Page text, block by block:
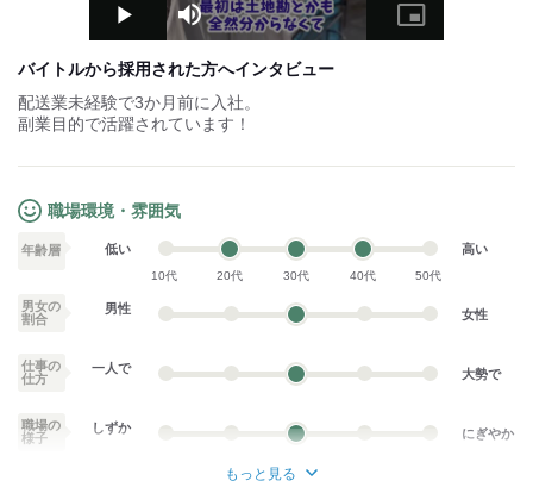
※前年度実績による
■新年ボーナスあり
※前年度実績による
Play Mute
Picture-
in-
バイトルから採用された方へインタビュー
配送業未経験で3か月前に入社。
副業目的で活躍されています！
職場環境・雰囲気
年齢層 低い
10代 20代 30代 40代 50代
高い
男女の
割合
男性 女性
仕事の
仕方
一人で 大勢で
職場の
様子
しずか にぎやか
もっと見る